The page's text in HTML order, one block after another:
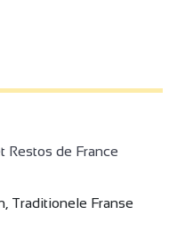
Restos de France
Traditionele Franse